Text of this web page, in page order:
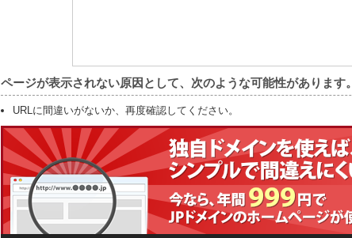
ページが表示されない原因として、次のような可能性があります。
URLに間違いがないか、再度確認してください。